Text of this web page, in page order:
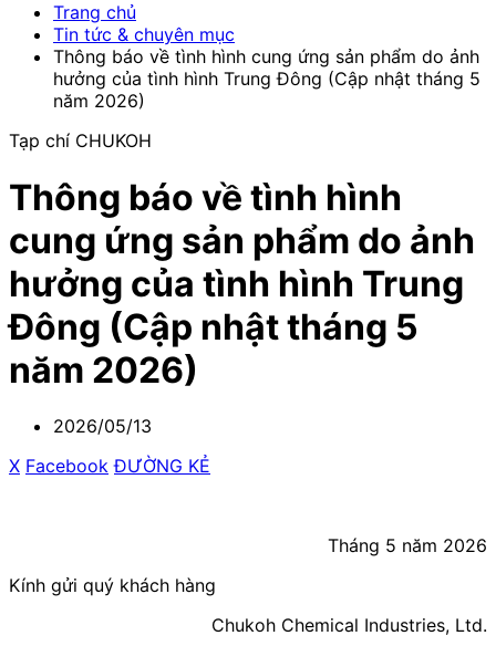
Trang chủ
Tin tức & chuyên mục
Thông báo về tình hình cung ứng sản phẩm do ảnh
hưởng của tình hình Trung Đông (Cập nhật tháng 5
năm 2026)
Tạp chí CHUKOH
Thông báo về tình hình
cung ứng sản phẩm do ảnh
hưởng của tình hình Trung
Đông (Cập nhật tháng 5
năm 2026)
2026/05/13
X Facebook ​ ​ĐƯỜNG KẺ
Tháng 5 năm 2026
Kính gửi quý khách hàng
Chukoh Chemical Industries, Ltd.